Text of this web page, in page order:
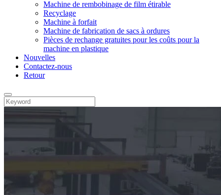
Machine de rembobinage de film étirable
Recyclage
Machine à forfait
Machine de fabrication de sacs à ordures
Pièces de rechange gratuites pour les coûts pour la
machine en plastique
Nouvelles
Contactez-nous
Retour